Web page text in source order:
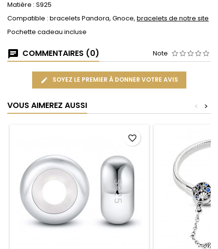
Matière : S925
Compatible : bracelets Pandora, Gnoce, bracelets de notre site
Pochette cadeau incluse
COMMENTAIRES (0) Note
SOYEZ LE PREMIER À DONNER VOTRE AVIS
VOUS AIMEREZ AUSSI >
<
favorite_border